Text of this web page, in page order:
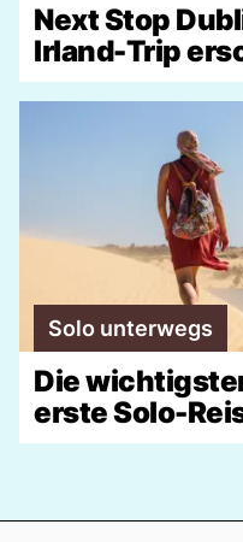
Next Stop
Irland-Trip
Solo unterwegs
Die
erste Solo-